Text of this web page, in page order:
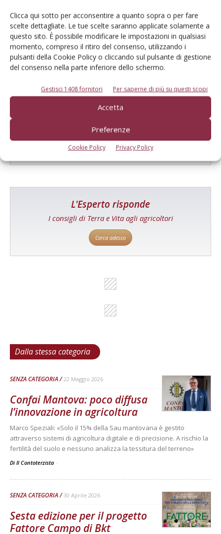
Clicca qui sotto per acconsentire a quanto sopra o per fare
scelte dettagliate. Le tue scelte saranno applicate solamente a
questo sito. È possibile modificare le impostazioni in qualsiasi
momento, compreso il ritiro del consenso, utilizzando i
pulsanti della Cookie Policy o cliccando sul pulsante di gestione
del consenso nella parte inferiore dello schermo.
Gestisci 1408 fornitori Per saperne di più su questi scopi
Accetta
Preferenze
Cookie Policy Privacy Policy
Catalogo Aziende e Prodotti
prodotto!
Cerca adesso
L'Esperto risponde
I consigli di Terra e Vita agli agricoltori
Cerca adesso
Dalla stessa categoria
SENZA CATEGORIA 22 Maggio 2026
Confai Mantova: poco diffusa
l’innovazione in agricoltura
Marco Speziali: «Solo il 15% della Sau mantovana è gestito
attraverso sistemi di agricoltura digitale e di precisione. A rischio la
fertilità del suolo e nessuno analizza la tessitura del terreno»
Di Il Contoterzista -
SENZA CATEGORIA 30 Aprile 2026
Sesta edizione per il progetto
Fattore Campo di Bkt